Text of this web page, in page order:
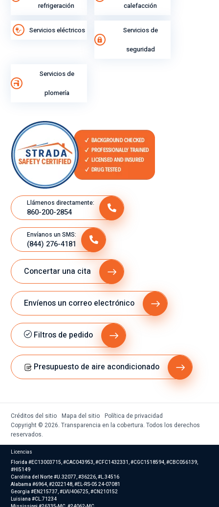
refrigeración calefacción
Servicios eléctricos Servicios de
seguridad
Servicios de
plomería
Llámenos directamente:
860-200-2854
Envíanos un SMS:
(844) 276-4181
Concertar una cita
Envíenos un correo electrónico
Filtros de pedido
Presupuesto de aire acondicionado
Créditos del sitio Mapa del sitio Política de privacidad
Copyright © 2026. Transparencia en la cobertura. Todos los derechos
reservados.
Licencias
Florida #EC13003715, #CAC043953, #CFC1432331, #CGC1518594, #CBC056139,
#HI5149
Carolina del Norte #U.32077, #36226, #L.34516
Alabama #6964, #2022148, #EL-RS-05 24-07081
Georgia #EN215737, #LVU406725, #CN210152
Luisiana #CL.71234